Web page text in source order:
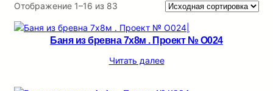
Отображение 1–16 из 83
Баня из бревна 7х8м . Проект № О024
Читать далее